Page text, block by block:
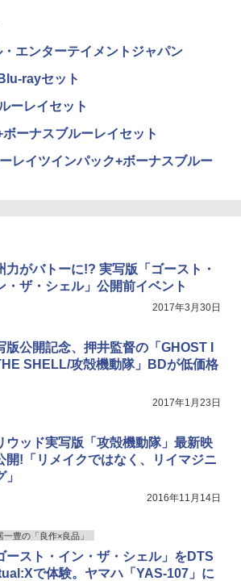
エンターテイメントジャパン
rayセット
ーレイセット
ーナスブルーレイセット
レイツインパック+ボーナスブルー
力がバトーに!? 実写版「ゴースト・
・ザ・シェル」公開前イベント
2017年3月30日
版公開記念、押井監督の「GHOST I
SHELL/攻殻機動隊」BDが低価格
2017年1月23日
ウッド実写版「攻殻機動隊」最新映
開!「リメイクではなく、リイマジニ
」
2016年11月14日
一豊の「良作×良品」
ースト・イン・ザ・シェル」をDTS
で体験。ヤマハ「YAS-107」に